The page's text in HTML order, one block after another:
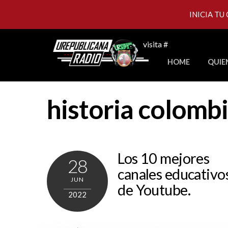
visita #
HOME
historia
28
JUN
2022
Los 10 mejores
canales
de Youtube.
INICIA TU